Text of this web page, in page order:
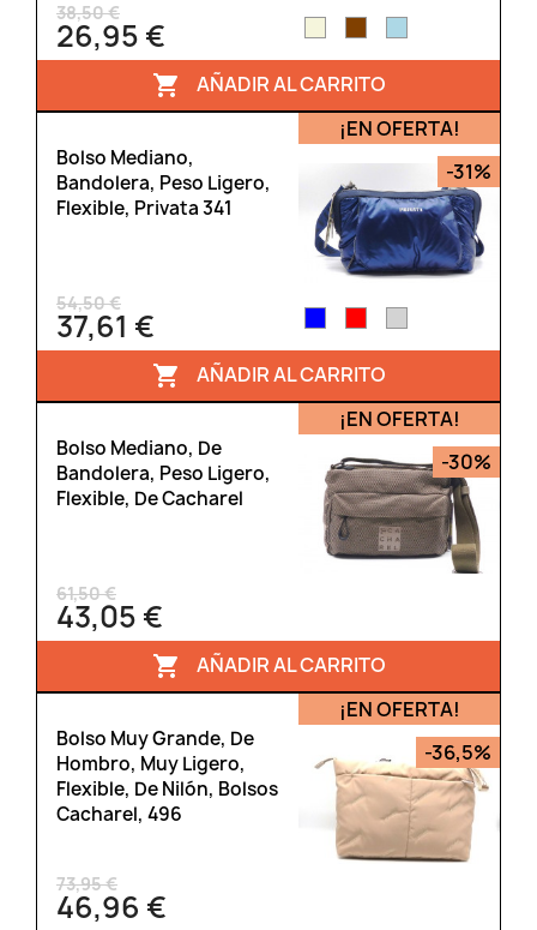
38,50 €
26,95 €
 AÑADIR AL CARRITO
Bolso Mediano,
Bandolera, Peso Ligero,
Flexible, Privata 341
54,50 €
37,61 €
¡EN OFERTA!
-31%
 AÑADIR AL CARRITO
Bolso Mediano, De
Bandolera, Peso Ligero,
Flexible, De Cacharel
61,50 €
43,05 €
¡EN OFERTA!
-30%
 AÑADIR AL CARRITO
Bolso Muy Grande, De
Hombro, Muy Ligero,
Flexible, De Nilón, Bolsos
Cacharel, 496
73,95 €
46,96 €
¡EN OFERTA!
-36,5%